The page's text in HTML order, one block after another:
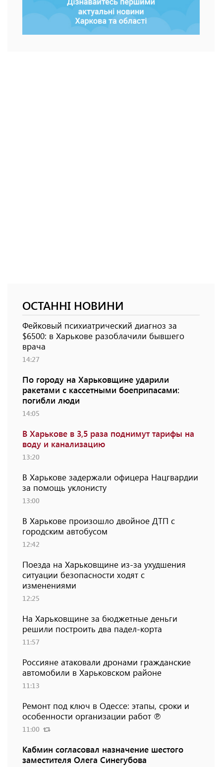
ОСТАННІ НОВИНИ
Фейковый психиатрический диагноз за
$6500: в Харькове разоблачили бывшего
врача
14:27
По городу на Харьковщине ударили
ракетами с кассетными боеприпасами:
погибли люди
14:05
В Харькове в 3,5 раза поднимут тарифы на
воду и канализацию
13:20
В Харькове задержали офицера Нацгвардии
за помощь уклонисту
13:00
В Харькове произошло двойное ДТП с
городским автобусом
12:42
Поезда на Харьковщине из-за ухудшения
ситуации безопасности ходят с
изменениями
12:25
На Харьковщине за бюджетные деньги
решили построить два падел-корта
11:57
Россияне атаковали дронами гражданские
автомобили в Харьковском районе
11:13
Ремонт под ключ в Одессе: этапы, сроки и
особенности организации работ ℗
11:00
Кабмин согласовал назначение шестого
заместителя Олега Синегубова